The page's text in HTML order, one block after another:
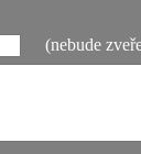
(nebude